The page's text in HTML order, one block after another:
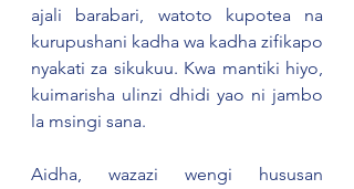
ajali barabari, watoto kupotea na
kurupushani kadha wa kadha zifikapo
nyakati za sikukuu. Kwa mantiki hiyo,
kuimarisha ulinzi dhidi yao ni jambo
la msingi sana.
Aidha, wazazi wengi hususan